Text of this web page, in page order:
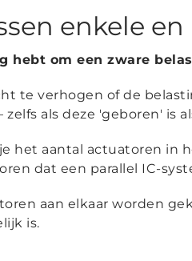
enkele
hebt om een zware
te verhogen of de
zelfs als deze 'geboren' is
het aantal actuatoren in
dat een parallel IC-
aan elkaar worden
is.